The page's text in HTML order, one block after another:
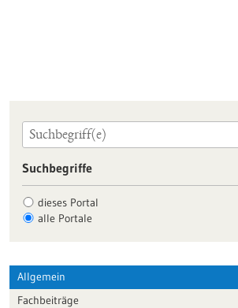
Suchbegriffe
dieses Portal
alle Portale
Allgemein
Fachbeiträge